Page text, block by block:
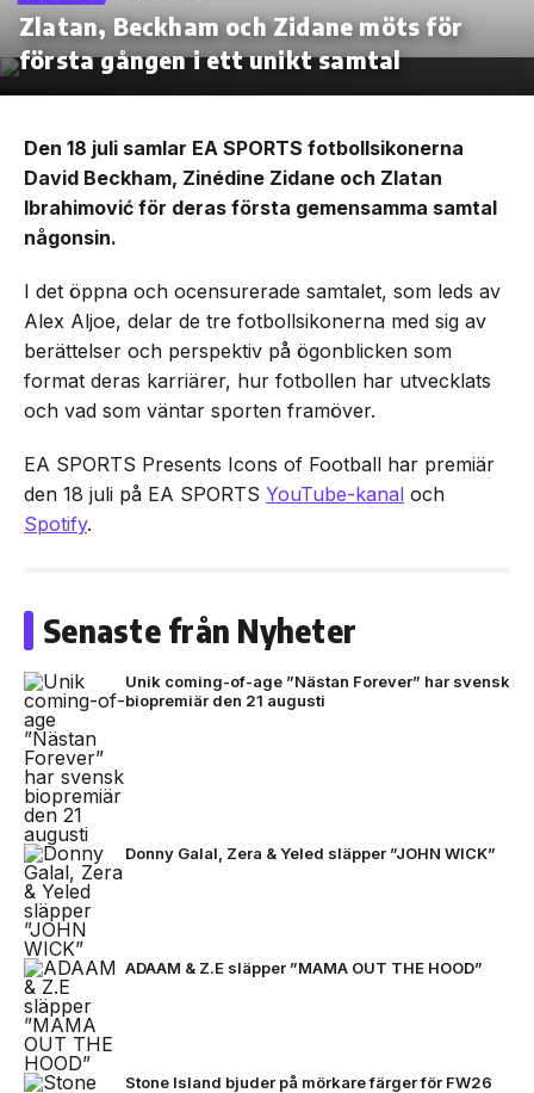
Zlatan, Beckham och Zidane möts för
första gången i ett unikt samtal
Den 18 juli samlar EA SPORTS fotbollsikonerna
David Beckham, Zinédine Zidane och Zlatan
Ibrahimović för deras första gemensamma samtal
någonsin.
I det öppna och ocensurerade samtalet, som leds av
Alex Aljoe, delar de tre fotbollsikonerna med sig av
berättelser och perspektiv på ögonblicken som
format deras karriärer, hur fotbollen har utvecklats
och vad som väntar sporten framöver.
EA SPORTS Presents Icons of Football har premiär
den 18 juli på EA SPORTS YouTube-kanal och
Spotify.
Senaste från Nyheter
Unik coming-of-age ”Nästan Forever” har svensk
biopremiär den 21 augusti
Donny Galal, Zera & Yeled släpper ”JOHN WICK”
ADAAM & Z.E släpper ”MAMA OUT THE HOOD”
Stone Island bjuder på mörkare färger för FW26